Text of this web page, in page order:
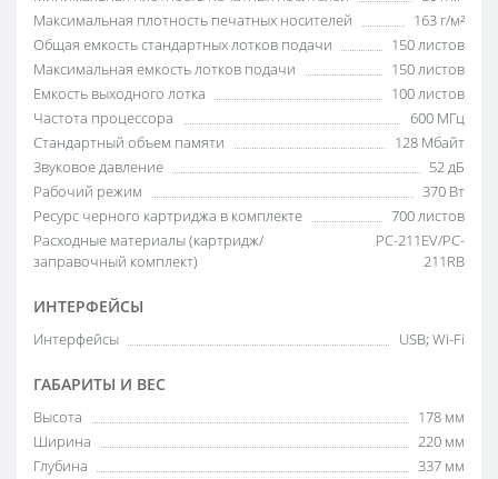
Максимальная плотность печатных носителей
163 г/м²
Общая емкость стандартных лотков подачи
150 листов
Максимальная емкость лотков подачи
150 листов
Емкость выходного лотка
100 листов
Частота процессора
600 МГц
Стандартный объем памяти
128 Мбайт
Звуковое давление
52 дБ
Рабочий режим
370 Вт
Ресурс черного картриджа в комплекте
700 листов
Расходные материалы (картридж/
заправочный комплект)
PC-211EV/PC-
211RB
ИНТЕРФЕЙСЫ
Интерфейсы USB; Wi-Fi
ГАБАРИТЫ И ВЕС
Высота
178 мм
Ширина
220 мм
Глубина
337 мм